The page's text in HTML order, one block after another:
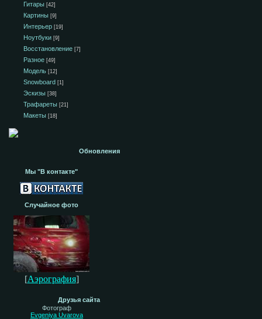
Гитары [42]
Картины [9]
Интерьер [19]
Ноутбуки [9]
Восстановление [7]
Разное [49]
Модель [12]
Snowboard [1]
Эскизы [38]
Трафареты [21]
Макеты [18]
Обновления
Мы "В контакте"
Случайное фото
[Аэрография]
Друзья сайта
Фотограф
Evgeniya Uvarova